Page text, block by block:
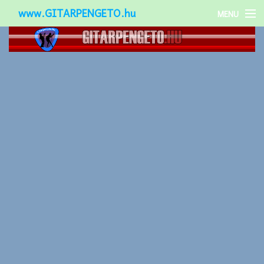
www.GITARPENGETO.hu MENU
Népszerű-